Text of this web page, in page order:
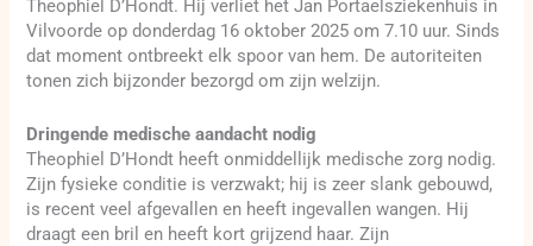
Theophiel D’Hondt. Hij verliet het Jan Portaelsziekenhuis in
Vilvoorde op donderdag 16 oktober 2025 om 7.10 uur. Sinds
dat moment ontbreekt elk spoor van hem. De autoriteiten
tonen zich bijzonder bezorgd om zijn welzijn.
Dringende medische aandacht nodig
Theophiel D’Hondt heeft onmiddellijk medische zorg nodig.
Zijn fysieke conditie is verzwakt; hij is zeer slank gebouwd,
is recent veel afgevallen en heeft ingevallen wangen. Hij
draagt een bril en heeft kort grijzend haar. Zijn